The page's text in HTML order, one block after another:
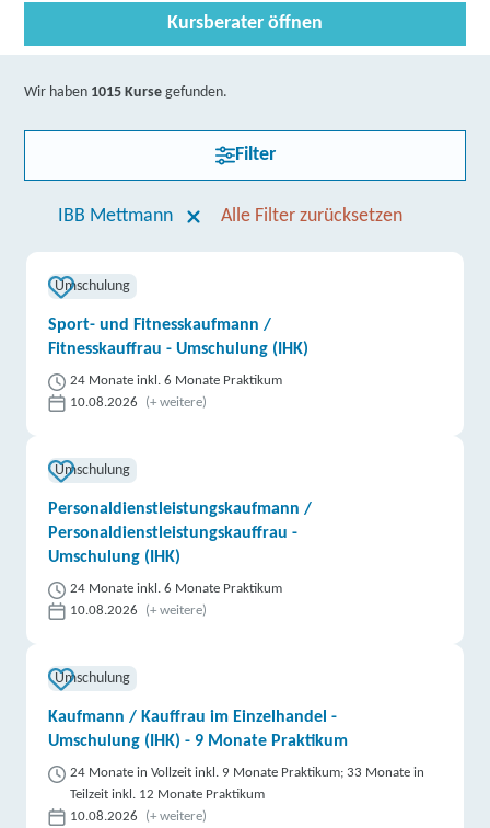
Kursberater öffnen
Wir haben 1015 Kurse gefunden.
Filter
IBB Mettmann Alle Filter zurücksetzen
Umschulung
Sport- und Fitnesskaufmann /
Fitnesskauffrau - Umschulung (IHK)
24 Monate inkl. 6 Monate Praktikum
10.08.2026
(+ weitere)
Umschulung
Personaldienstleistungskaufmann /
Personaldienstleistungskauffrau -
Umschulung (IHK)
24 Monate inkl. 6 Monate Praktikum
10.08.2026
(+ weitere)
Umschulung
Kaufmann / Kauffrau im Einzelhandel -
Umschulung (IHK) - 9 Monate Praktikum
24 Monate in Vollzeit inkl. 9 Monate Praktikum; 33 Monate in
Teilzeit inkl. 12 Monate Praktikum
10.08.2026
(+ weitere)